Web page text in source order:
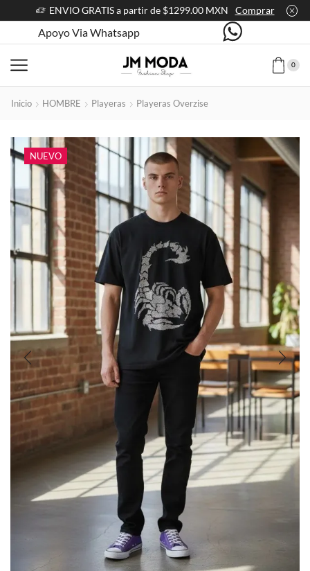
ENVIO GRATIS a partir de $1299.00 MXN Comprar
Apoyo Via Whatsapp
0
Inicio HOMBRE Playeras Playeras Overzise
NUEVO